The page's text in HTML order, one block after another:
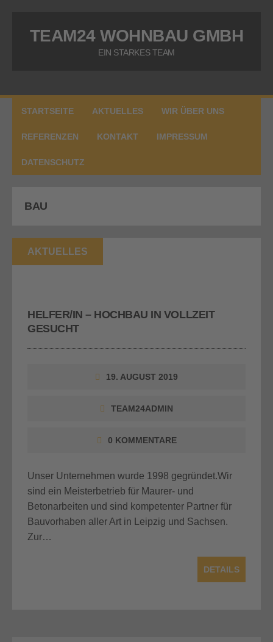
TEAM24 WOHNBAU GMBH
EIN STARKES TEAM
STARTSEITE AKTUELLES WIR ÜBER UNS
REFERENZEN KONTAKT IMPRESSUM
DATENSCHUTZ
BAU
AKTUELLES
HELFER/IN – HOCHBAU IN VOLLZEIT
GESUCHT
19. AUGUST 2019
TEAM24ADMIN
0 KOMMENTARE
Unser Unternehmen wurde 1998 gegründet.Wir
sind ein Meisterbetrieb für Maurer- und
Betonarbeiten und sind kompetenter Partner für
Bauvorhaben aller Art in Leipzig und Sachsen.
Zur…
DETAILS